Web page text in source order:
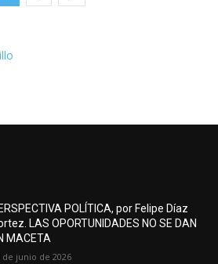
POLÍTICA, por Felipe Díaz
LAS OPORTUNIDADES NO SE DAN
MACETA
de junio de 2026